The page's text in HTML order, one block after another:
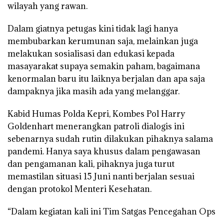
wilayah yang rawan.
Dalam giatnya petugas kini tidak lagi hanya
membubarkan kerumunan saja, melainkan juga
melakukan sosialisasi dan edukasi kepada
masayarakat supaya semakin paham, bagaimana
kenormalan baru itu laiknya berjalan dan apa saja
dampaknya jika masih ada yang melanggar.
Kabid Humas Polda Kepri, Kombes Pol Harry
Goldenhart menerangkan patroli dialogis ini
sebenarnya sudah rutin dilakukan pihaknya salama
pandemi. Hanya saya khusus dalam pengawasan
dan pengamanan kali, pihaknya juga turut
memastilan situasi 15 Juni nanti berjalan sesuai
dengan protokol Menteri Kesehatan.
“Dalam kegiatan kali ini Tim Satgas Pencegahan Ops